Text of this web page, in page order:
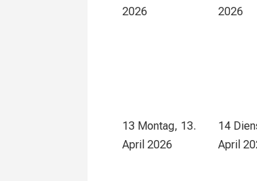
2026
2026
13 Montag, 13.
April 2026
14
April